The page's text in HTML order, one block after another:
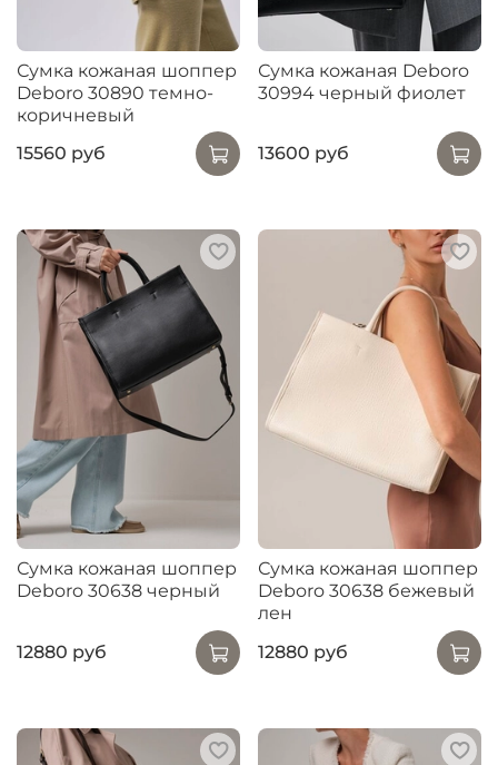
Сумка кожаная шоппер
Deboro 30890 темно-
коричневый
15560 руб
Сумка кожаная Deboro
30994 черный фиолет
13600 руб
Сумка кожаная шоппер
Deboro 30638 черный
12880 руб
Сумка кожаная шоппер
Deboro 30638 бежевый
лен
12880 руб